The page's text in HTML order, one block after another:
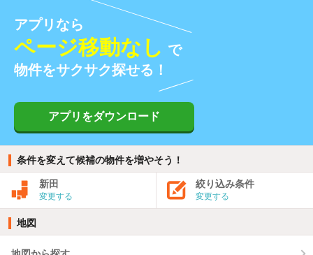
アプリなら
ページ移動なし で
物件をサクサク探せる！
アプリをダウンロード
条件を変えて候補の物件を増やそう！
新田
変更する
絞り込み条件
変更する
地図